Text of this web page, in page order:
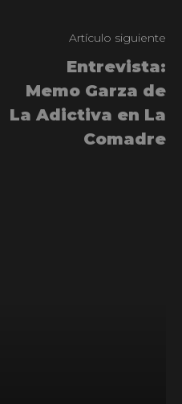
Artículo siguiente
Entrevista:
Memo Garza de
La Adictiva en La
Comadre